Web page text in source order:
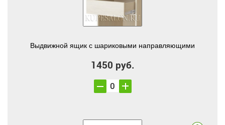
Выдвижной ящик с шариковыми направляющими
1450 руб.